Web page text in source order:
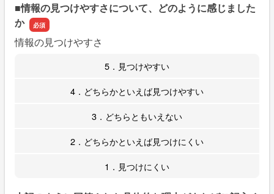
■情報の見つけやすさについて、どのように感じました
か
情報の見つけやすさ
5．見つけやすい
4．どちらかといえば見つけやすい
3．どちらともいえない
2．どちらかといえば見つけにくい
1．見つけにくい